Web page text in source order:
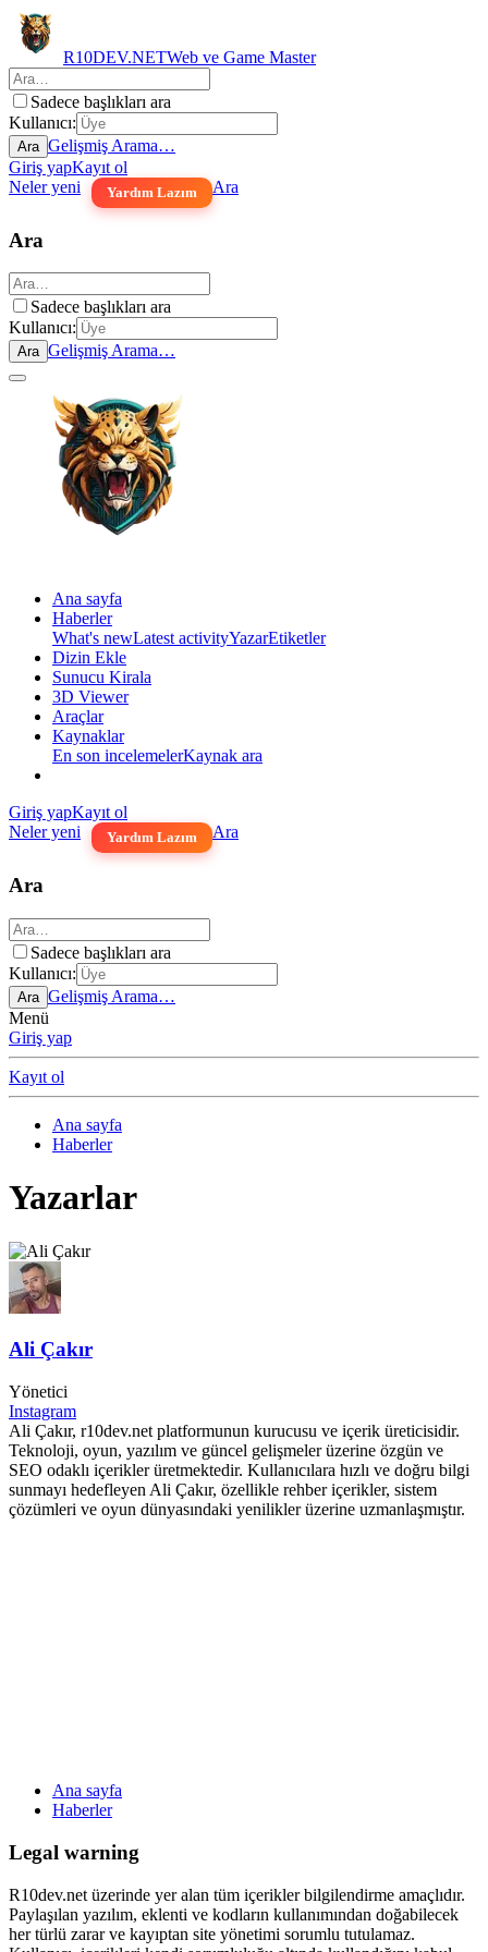
R10DEV.NETWeb ve Game Master
Sadece başlıkları ara
Kullanıcı:
Ara Gelişmiş Arama…
Giriş yapKayıt ol
Neler yeni
Yardım Lazım Ara
Ara
Sadece başlıkları ara
Kullanıcı:
Ara Gelişmiş Arama…
Ana sayfa
Haberler
What's newLatest activityYazarEtiketler
Dizin Ekle
Sunucu Kirala
3D Viewer
Araçlar
Kaynaklar
En son incelemelerKaynak ara
Giriş yapKayıt ol
Neler yeni
Yardım Lazım Ara
Ara
Sadece başlıkları ara
Kullanıcı:
Ara Gelişmiş Arama…
Menü
Giriş yap
Kayıt ol
Ana sayfa
Haberler
Yazarlar
Ali Çakır
Yönetici
Instagram
Ali Çakır, r10dev.net platformunun kurucusu ve içerik üreticisidir.
Teknoloji, oyun, yazılım ve güncel gelişmeler üzerine özgün ve
SEO odaklı içerikler üretmektedir. Kullanıcılara hızlı ve doğru bilgi
sunmayı hedefleyen Ali Çakır, özellikle rehber içerikler, sistem
çözümleri ve oyun dünyasındaki yenilikler üzerine uzmanlaşmıştır.
Ana sayfa
Haberler
Legal warning
R10dev.net üzerinde yer alan tüm içerikler bilgilendirme amaçlıdır.
Paylaşılan yazılım, eklenti ve kodların kullanımından doğabilecek
her türlü zarar ve kayıptan site yönetimi sorumlu tutulamaz.